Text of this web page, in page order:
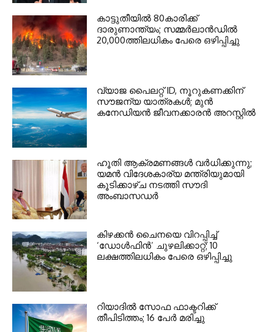
കാട്ടുതീയിൽ 80കാരിക്ക്
ദാരുണാന്ത്യം; സമ്മർലാൻഡിൽ
20,000ത്തിലധികം പേരെ ഒഴിപ്പിച്ചു
വ്യാജ പൈലറ്റ് ID, നൂറുകണക്കിന്
സൗജന്യ യാത്രകൾ; മുൻ
കനേഡിയൻ ജീവനക്കാരൻ അറസ്റ്റിൽ
ഹൂതി ആക്രമണങ്ങൾ വർധിക്കുന്നു;
യമൻ വിദേശകാര്യ മന്ത്രിയുമായി
കൂടിക്കാഴ്ച നടത്തി സൗദി
അംബാസഡർ
കിഴക്കൻ ചൈനയെ വിറപ്പിച്ച്
‘ഡോൾഫിൻ’ ചുഴലിക്കാറ്റ്; 10
ലക്ഷത്തിലധികം പേരെ ഒഴിപ്പിച്ചു
റിയാദിൽ സോഫ ഫാക്ടറിക്ക്
തീപിടിത്തം; 16 പേർ മരിച്ചു